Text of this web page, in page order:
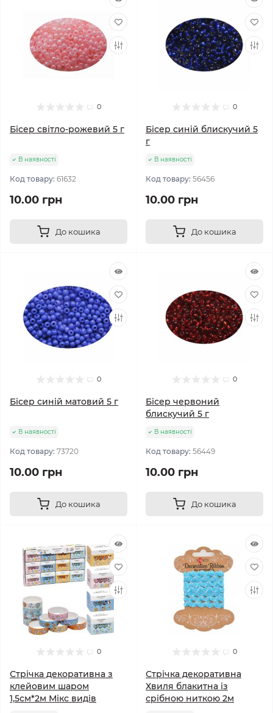
0
Бісер світло-рожевий 5 г
В наявності
Код товару: 61632
10.00 грн
До кошика
0
Бісер синій блискучий 5
г
В наявності
Код товару: 56456
10.00 грн
До кошика
0
Бісер синій матовий 5 г
В наявності
Код товару: 73720
10.00 грн
До кошика
0
Бісер червоний
блискучий 5 г
В наявності
Код товару: 56449
10.00 грн
До кошика
0
Стрічка декоративна з
клейовим шаром
1,5см*2м Мікс видів
0
Стрічка декоративна
Хвиля блакитна із
срібною ниткою 2м